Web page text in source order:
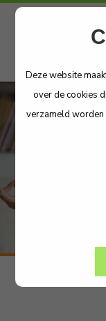
Deze website
over de cookies
verzameld worden